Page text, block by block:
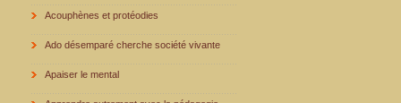
Acouphènes et protéodies
Ado désemparé cherche société vivante
Apaiser le mental